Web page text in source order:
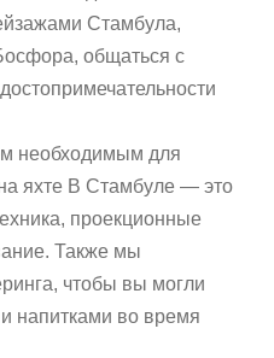
Стамбула,
общаться с
необходимым для
яхте В Стамбуле — это
проекционные
Также мы
чтобы вы могли
напитками во время